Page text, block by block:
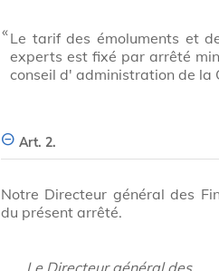
​ «Le tarif des émoluments et
experts est fixé par arrêté
conseil d' administration de la
Art. 2.
Notre Directeur général des
du présent arrêté.
Le Directeur général des